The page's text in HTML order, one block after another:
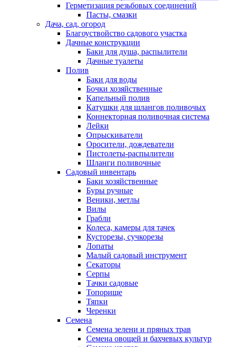
Герметизация резьбовых соединений
Пасты, смазки
Дача, сад, огород
Благоуствойство садового участка
Дачные конструкции
Баки для душа, распылители
Дачные туалеты
Полив
Баки для воды
Бочки хозяйственные
Капельный полив
Катушки для шлангов поливочых
Коннекторная поливочная система
Лейки
Опрыскиватели
Оросители, дождеватели
Пистолеты-распылители
Шланги поливочные
Садовый инвентарь
Баки хозяйственные
Буры ручные
Веники, метлы
Вилы
Грабли
Колеса, камеры для тачек
Кусторезы, сучкорезы
Лопаты
Малый садовый инструмент
Секаторы
Серпы
Тачки садовые
Топорище
Тяпки
Черенки
Семена
Семена зелени и пряных трав
Семена овощей и бахчевых культур